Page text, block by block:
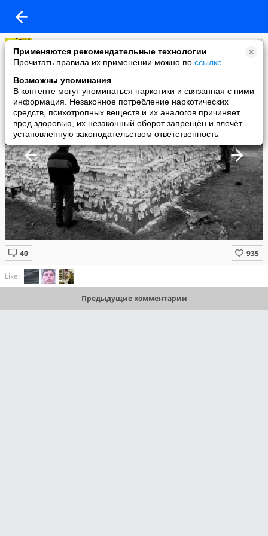
Применяются рекомендательные технологии
Прочитать правила их применении можно по ссылке
Возможны упоминания
В контенте могут упоминаться наркотики и связанная с ними
информация. Незаконное потребление наркотических
средств, психотропных веществ и их аналогов причиняет
вред здоровью, их незаконный оборот запрещён и влечёт
установленную законодательством ответственность
ЮМОР
added a photo
12 Jun в 20:02
Like:
Предыдущие комментарии